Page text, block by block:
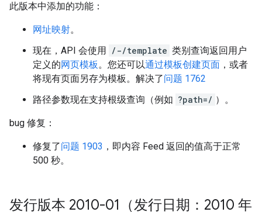
此版本中添加的功能：
网址映射。
现在，API 会使用 /-/template 类别查询返回用户
定义的网页模板。您还可以通过模板创建页面 ，或者
将现有页面另存为模板。解决了问题 1762
路径参数现在支持根级查询（例如 ?path=/ ）。
bug 修复：
修复了问题 1903 ，即内容 Feed 返回的值高于正常
500 秒。
发行版本 2010-01（发行日期：2010 年